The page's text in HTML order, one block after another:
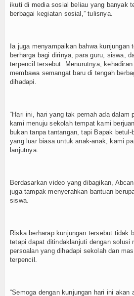
ikuti di media sosial beliau yang banyak
berbagai kegiatan sosial,” tulisnya.
Ia juga menyampaikan bahwa kunjungan
berharga bagi dirinya, para guru, siswa,
terpencil tersebut. Menurutnya,
membawa semangat baru di tengah
dihadapi.
“Hari ini, hari yang tak pernah ada dalam
kami menuju sekolah tempat kami
bukan tanpa tantangan, tapi Bapak
yang luar biasa untuk anak-anak, kami
lanjutnya.
Berdasarkan video yang dibagikan,
juga tampak menyerahkan bantuan
siswa.
Riska berharap kunjungan tersebut tidak
tetapi dapat ditindaklanjuti dengan solusi
persoalan yang dihadapi sekolah dan
terpencil.
“Semoga dengan kunjungan hari ini akan